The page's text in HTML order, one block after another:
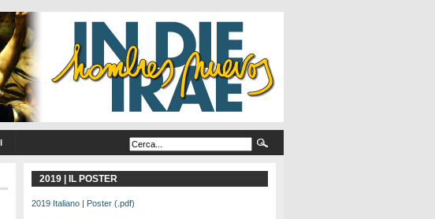
2019 | IL POSTER
2019 Italiano | Poster (.pdf)